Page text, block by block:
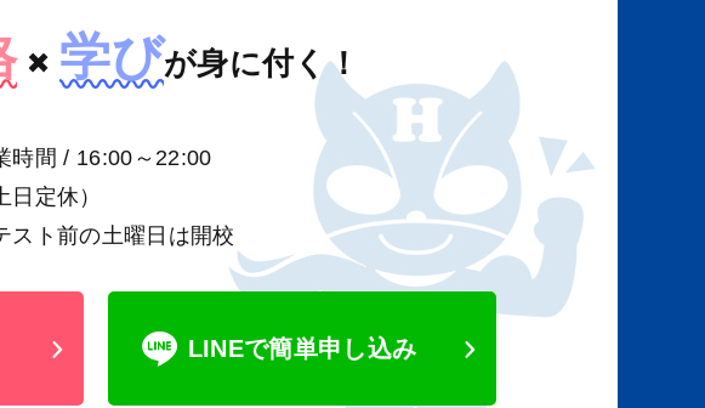
× 学びが身に付く！
時間 / 16:00～22:00
日定休）
スト前の土曜日は開校
LINEで簡単申し込み